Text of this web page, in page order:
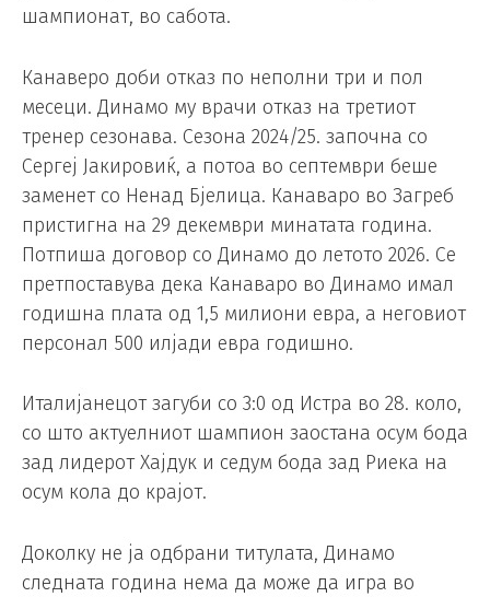
шампионат, во сабота.
Канаверо доби отказ по неполни три и пол
месеци. Динамо му врачи отказ на третиот
тренер сезонава. Сезона 2024/25. започна со
Сергеј Јакировиќ, а потоа во септември беше
заменет со Ненад Бјелица. Канаваро во Загреб
пристигна на 29 декември минатата година.
Потпиша договор со Динамо до летото 2026. Се
претпоставува дека Канаваро во Динамо имал
годишна плата од 1,5 милиони евра, а неговиот
персонал 500 илјади евра годишно.
Италијанецот загуби со 3:0 од Истра во 28. коло,
со што актуелниот шампион заостана осум бода
зад лидерот Хајдук и седум бода зад Риека на
осум кола до крајот.
Доколку не ја одбрани титулата, Динамо
следната година нема да може да игра во